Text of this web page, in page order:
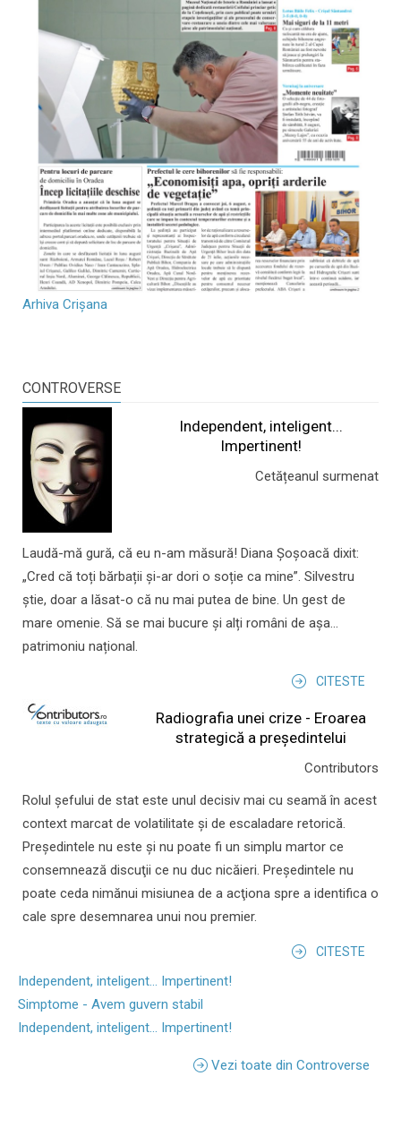
Arhiva Crișana
CONTROVERSE
Independent, inteligent...
Impertinent!
Cetățeanul surmenat
Laudă-mă gură, că eu n-am măsură! Diana Șoșoacă dixit:
„Cred că toți bărbații și-ar dori o soție ca mine”. Silvestru
știe, doar a lăsat-o că nu mai putea de bine. Un gest de
mare omenie. Să se mai bucure și alți români de așa...
patrimoniu național.
CITESTE
Radiografia unei crize - Eroarea
strategică a președintelui
Contributors
Rolul şefului de stat este unul decisiv mai cu seamă în acest
context marcat de volatilitate şi de escaladare retorică.
Preşedintele nu este şi nu poate fi un simplu martor ce
consemnează discuţii ce nu duc nicăieri. Preşedintele nu
poate ceda nimănui misiunea de a acţiona spre a identifica o
cale spre desemnarea unui nou premier.
CITESTE
Independent, inteligent... Impertinent!
Simptome - Avem guvern stabil
Independent, inteligent... Impertinent!
Vezi toate din Controverse